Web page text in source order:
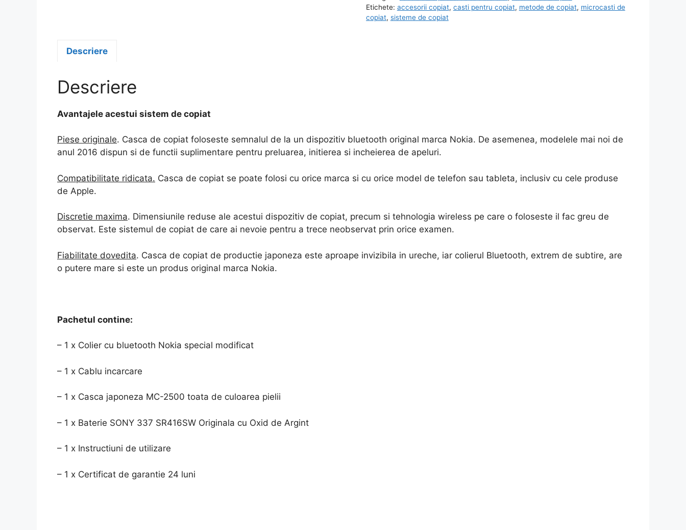
2500
MicSpy
Etichete: accesorii copiat, casti pentru copiat, metode de copiat, microcasti de
copiat, sisteme de copiat
Descriere
Descriere
Avantajele acestui sistem de copiat
Piese originale. Casca de copiat foloseste semnalul de la un dispozitiv bluetooth original marca Nokia. De asemenea, modelele mai noi de
anul 2016 dispun si de functii suplimentare pentru preluarea, initierea si incheierea de apeluri.
Compatibilitate ridicata. Casca de copiat se poate folosi cu orice marca si cu orice model de telefon sau tableta, inclusiv cu cele produse
de Apple.
Discretie maxima. Dimensiunile reduse ale acestui dispozitiv de copiat, precum si tehnologia wireless pe care o foloseste il fac greu de
observat. Este sistemul de copiat de care ai nevoie pentru a trece neobservat prin orice examen.
Fiabilitate dovedita. Casca de copiat de productie japoneza este aproape invizibila in ureche, iar colierul Bluetooth, extrem de subtire, are
o putere mare si este un produs original marca Nokia.
Pachetul contine:
– 1 x Colier cu bluetooth Nokia special modificat
– 1 x Cablu incarcare
– 1 x Casca japoneza MC-2500 toata de culoarea pielii
– 1 x Baterie SONY 337 SR416SW Originala cu Oxid de Argint
– 1 x Instructiuni de utilizare
– 1 x Certificat de garantie 24 luni